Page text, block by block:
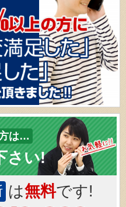
は…
さい!
は無料です!